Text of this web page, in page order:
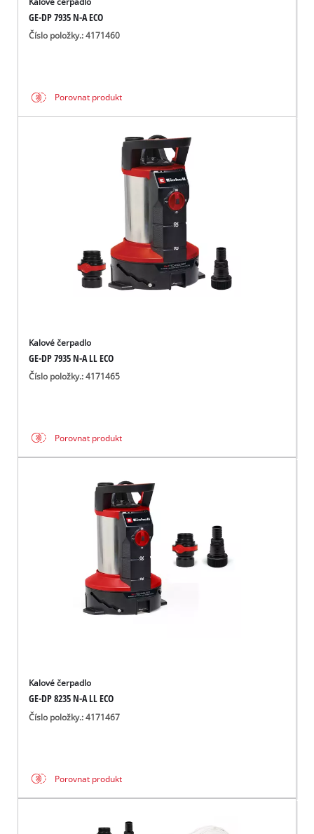
GE-DP 7935 N-A ECO
Číslo položky.: 4171460
Porovnat produkt
Kalové čerpadlo
GE-DP 7935 N-A LL ECO
Číslo položky.: 4171465
Porovnat produkt
Kalové čerpadlo
GE-DP 8235 N-A LL ECO
Číslo položky.: 4171467
Porovnat produkt